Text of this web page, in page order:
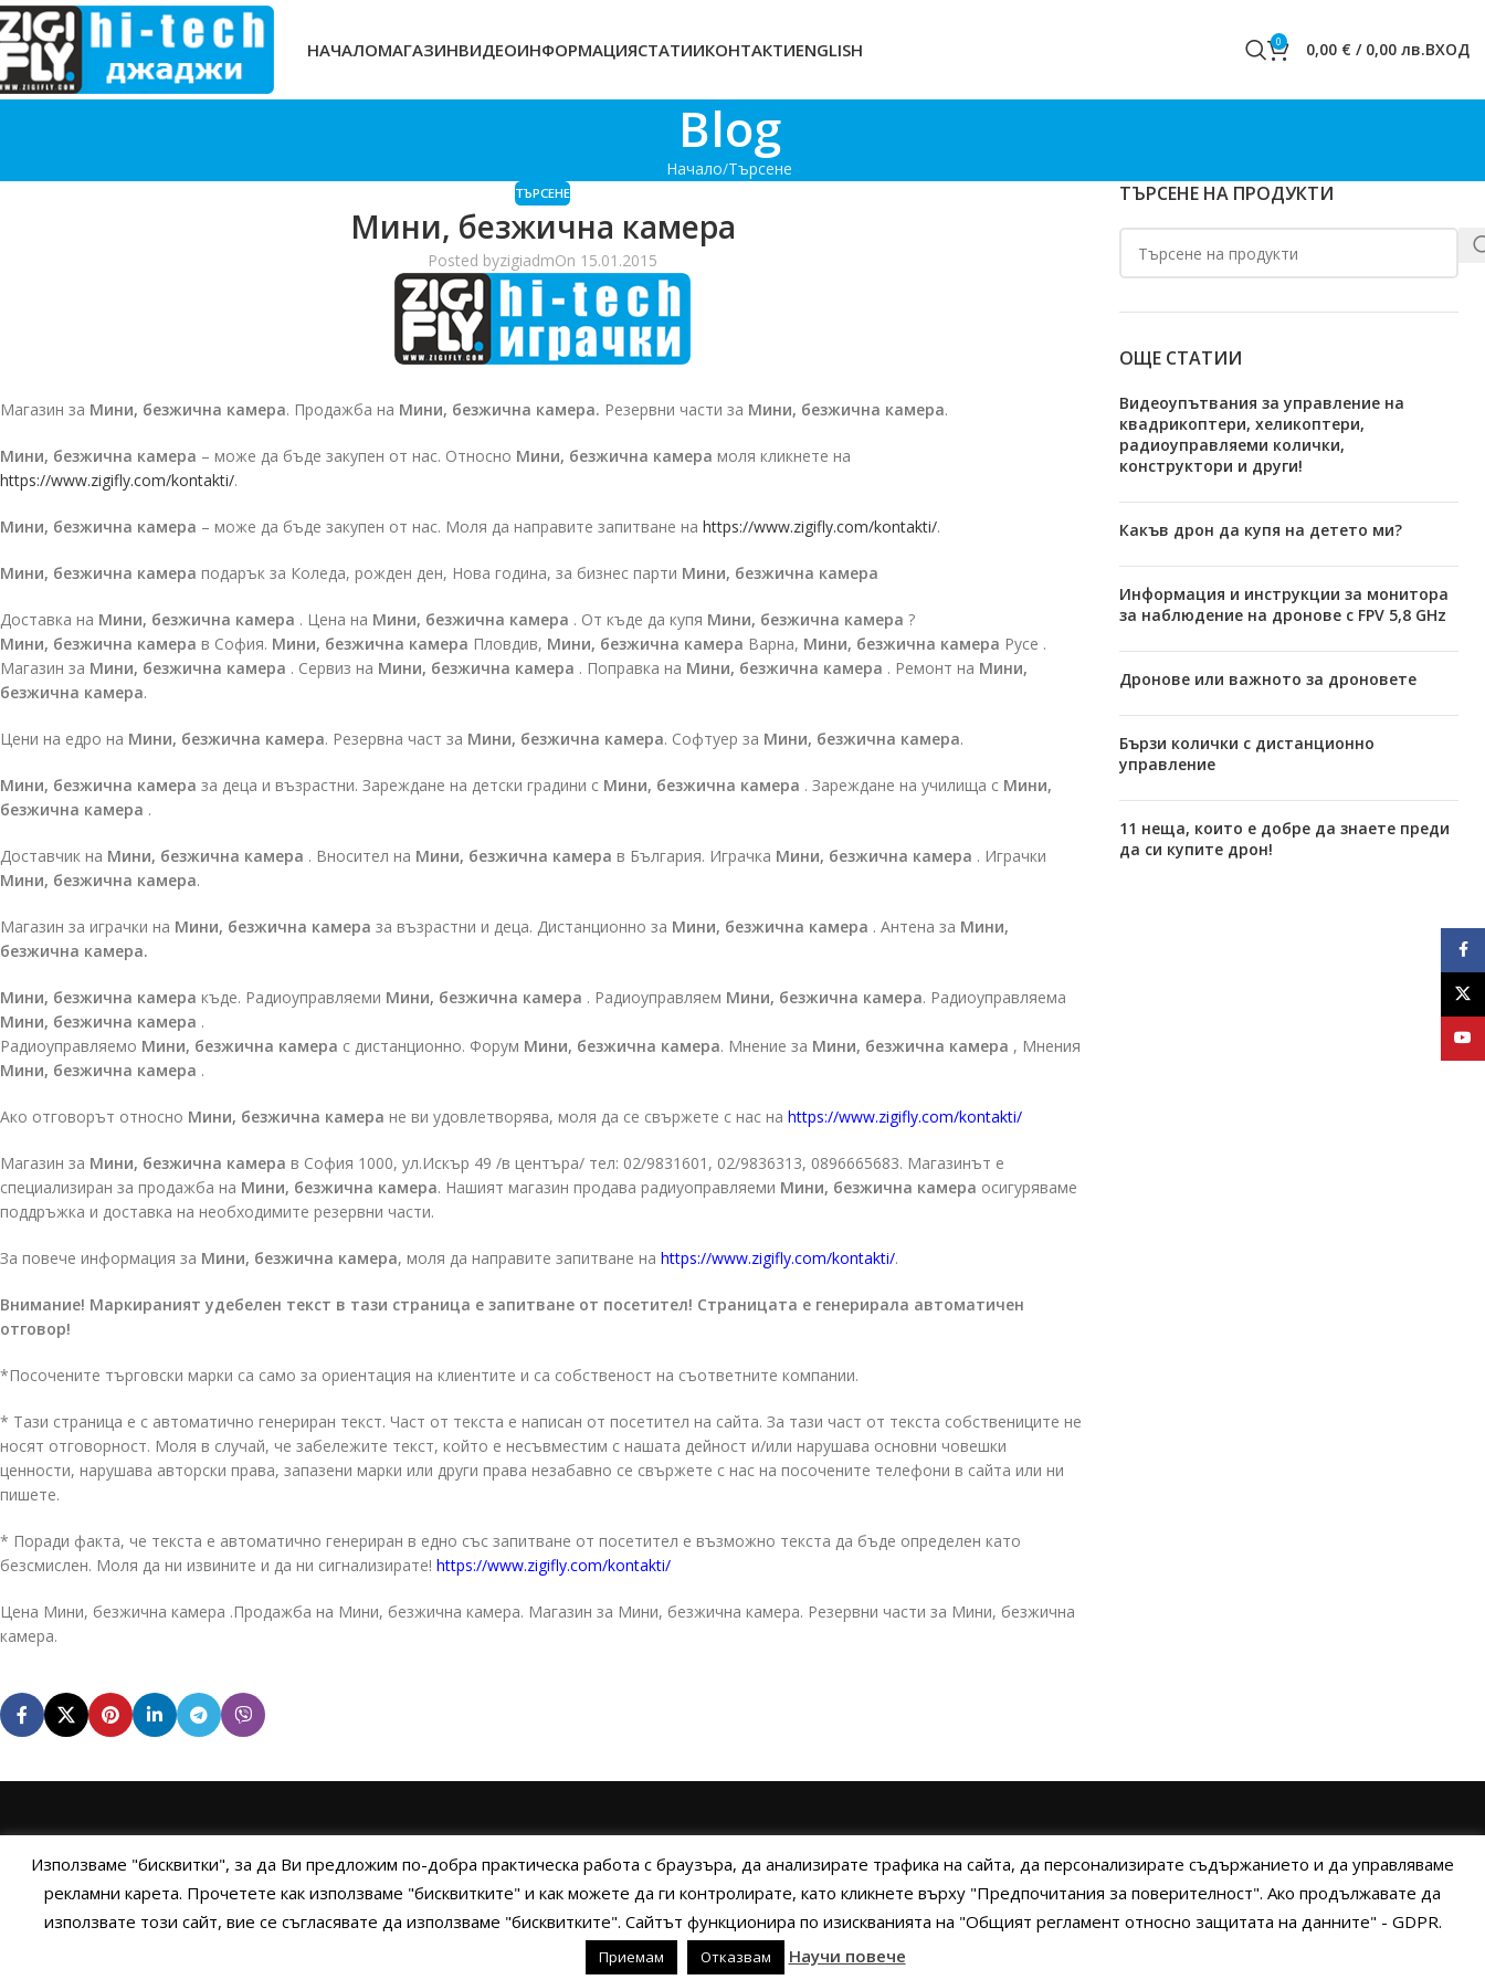
НАЧАЛОМАГАЗИНВИДЕОИНФОРМАЦИЯСТАТИИКОНТАКТИENGLISH 0 0,00 € / 0,00 лв.ВХОД
Blog
Начало Търсене
ТЪРСЕНЕ
Мини, безжична камера
Posted byzigiadmOn 15.01.2015
Магазин за Мини, безжична камера. Продажба на Мини, безжична камера. Резервни части за Мини, безжична камера.
Мини, безжична камера – може да бъде закупен от нас. Относно Мини, безжична камера моля кликнете на
https://www.zigifly.com/kontakti/.
Мини, безжична камера – може да бъде закупен от нас. Моля да направите запитване на https://www.zigifly.com/kontakti/.
Мини, безжична камера подарък за Коледа, рожден ден, Нова година, за бизнес парти Мини, безжична камера
Доставка на Мини, безжична камера . Цена на Мини, безжична камера . От къде да купя Мини, безжична камера ?
Мини, безжична камера в София. Мини, безжична камера Пловдив, Мини, безжична камера Варна, Мини, безжична камера Русе .
Магазин за Мини, безжична камера . Сервиз на Мини, безжична камера . Поправка на Мини, безжична камера . Ремонт на Мини,
безжична камера.
Цени на едро на Мини, безжична камера. Резервна част за Мини, безжична камера. Софтуер за Мини, безжична камера.
Мини, безжична камера за деца и възрастни. Зареждане на детски градини с Мини, безжична камера . Зареждане на училища с Мини,
безжична камера .
Доставчик на Мини, безжична камера . Вносител на Мини, безжична камера в България. Играчка Мини, безжична камера . Играчки
Мини, безжична камера.
Магазин за играчки на Мини, безжична камера за възрастни и деца. Дистанционно за Мини, безжична камера . Антена за Мини,
безжична камера.
Мини, безжична камера къде. Радиоуправляеми Мини, безжична камера . Радиоуправляем Мини, безжична камера. Радиоуправляема
Мини, безжична камера .
Радиоуправляемо Мини, безжична камера с дистанционно. Форум Мини, безжична камера. Мнение за Мини, безжична камера , Мнения
Мини, безжична камера .
Ако отговорът относно Мини, безжична камера не ви удовлетворява, моля да се свържете с нас на https://www.zigifly.com/kontakti/
Магазин за Мини, безжична камера в София 1000, ул.Искър 49 /в центъра/ тел: 02/9831601, 02/9836313, 0896665683. Магазинът е
специализиран за продажба на Мини, безжична камера. Нашият магазин продава радиуоправляеми Мини, безжична камера осигуряваме
поддръжка и доставка на необходимите резервни части.
За повече информация за Мини, безжична камера, моля да направите запитване на https://www.zigifly.com/kontakti/.
Внимание! Маркираният удебелен текст в тази страница е запитване от посетител! Страницата е генерирала автоматичен
отговор!
*Посочените търговски марки са само за ориентация на клиентите и са собственост на съответните компании.
* Тази страница е с автоматично генериран текст. Част от текста е написан от посетител на сайта. За тази част от текста собствениците не
носят отговорност. Моля в случай, че забележите текст, който е несъвместим с нашата дейност и/или нарушава основни човешки
ценности, нарушава авторски права, запазени марки или други права незабавно се свържете с нас на посочените телефони в сайта или ни
пишете.
* Поради факта, че текста е автоматично генериран в едно със запитване от посетител е възможно текста да бъде определен като
безсмислен. Моля да ни извините и да ни сигнализирате! https://www.zigifly.com/kontakti/
Цена Мини, безжична камера .Продажба на Мини, безжична камера. Магазин за Мини, безжична камера. Резервни части за Мини, безжична
камера.
ТЪРСЕНЕ НА ПРОДУКТИ
ОЩЕ СТАТИИ
Видеоупътвания за управление на
квадрикоптери, хеликоптери,
радиоуправляеми колички,
конструктори и други!
Какъв дрон да купя на детето ми?
Информация и инструкции за монитора
за наблюдение на дронове с FPV 5,8 GHz
Дронове или важното за дроновете
Бързи колички с дистанционно
управление
11 неща, които е добре да знаете преди
да си купите дрон!
НАЧАЛООБЩИ УСЛОВИЯУСЛОВИЯ И ПРАВИЛАПОЛИТИКА НА БИСКВИТКИТЕПОЛИТИКА ЗА ПОВЕРИТЕЛНОСТНАЧИНИ НА ПЛАЩАНЕИЗПРАТЕТЕ ЗАПИТВАНЕ
Copyright © 2014 - 2024 Zigifly.com — Developed by
Използваме "бисквитки", за да Ви предложим по-добра практическа работа с браузъра, да анализирате трафика на сайта, да персонализирате съдържанието и да управляваме
рекламни карета. Прочетете как използваме "бисквитките" и как можете да ги контролирате, като кликнете върху "Предпочитания за поверителност". Ако продължавате да
използвате този сайт, вие се съгласявате да използваме "бисквитките". Сайтът функционира по изискванията на "Общият регламент относно защитата на данните" - GDPR.
Приемам Отказвам Научи повече